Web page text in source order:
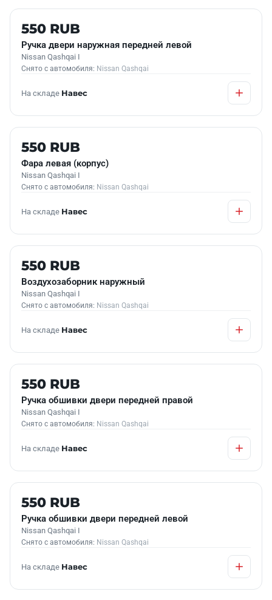
Б/У В НАЛИЧИИ
550 RUB
Ручка двери наружная передней левой
Nissan Qashqai I
Снято с автомобиля: Nissan Qashqai
На складе Навес
Б/У В НАЛИЧИИ
550 RUB
Фара левая (корпус)
Nissan Qashqai I
Снято с автомобиля: Nissan Qashqai
На складе Навес
Б/У В НАЛИЧИИ
550 RUB
Воздухозаборник наружный
Nissan Qashqai I
Снято с автомобиля: Nissan Qashqai
На складе Навес
Б/У В НАЛИЧИИ
550 RUB
Ручка обшивки двери передней правой
Nissan Qashqai I
Снято с автомобиля: Nissan Qashqai
На складе Навес
Б/У В НАЛИЧИИ
550 RUB
Ручка обшивки двери передней левой
Nissan Qashqai I
Снято с автомобиля: Nissan Qashqai
На складе Навес